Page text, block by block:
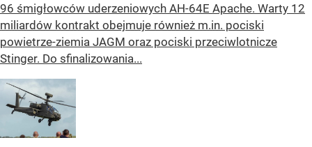
96 śmigłowców uderzeniowych AH-64E Apache. Warty 12
miliardów kontrakt obejmuje również m.in. pociski
powietrze-ziemia JAGM oraz pociski przeciwlotnicze
Stinger. Do sfinalizowania...